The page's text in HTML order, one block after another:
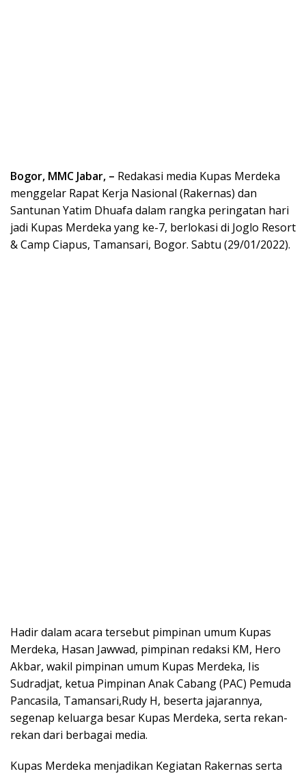
Bogor, MMC Jabar, – Redakasi media Kupas Merdeka
menggelar Rapat Kerja Nasional (Rakernas) dan
Santunan Yatim Dhuafa dalam rangka peringatan hari
jadi Kupas Merdeka yang ke-7, berlokasi di Joglo Resort
& Camp Ciapus, Tamansari, Bogor. Sabtu (29/01/2022).
Hadir dalam acara tersebut pimpinan umum Kupas
Merdeka, Hasan Jawwad, pimpinan redaksi KM, Hero
Akbar, wakil pimpinan umum Kupas Merdeka, Iis
Sudradjat, ketua Pimpinan Anak Cabang (PAC) Pemuda
Pancasila, Tamansari,Rudy H, beserta jajarannya,
segenap keluarga besar Kupas Merdeka, serta rekan-
rekan dari berbagai media.
Kupas Merdeka menjadikan Kegiatan Rakernas serta